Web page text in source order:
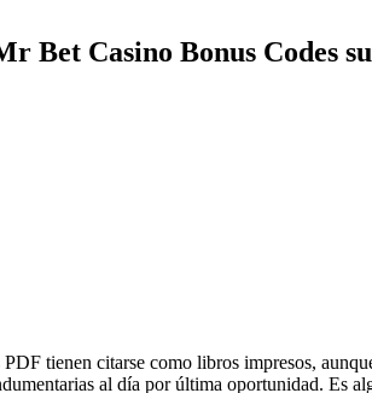
Casino Bonus Codes
tienen citarse como libros impresos,
al día por última oportunidad. Es